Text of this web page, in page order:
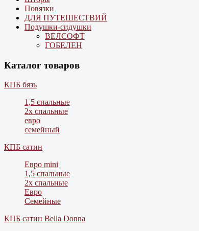
Повязки
ДЛЯ ПУТЕШЕСТВИЙ
Подушки-сидушки
ВЕЛСОФТ
ГОБЕЛЕН
Каталог товаров
КПБ бязь
1,5 спальные
2х спальные
евро
семейный
КПБ сатин
Евро mini
1,5 спальные
2х спальные
Евро
Семейные
КПБ сатин Bella Donna